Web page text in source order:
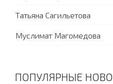
Татьяна Сагильетова
Муслимат Магомедова
ПОПУЛЯРНЫЕ